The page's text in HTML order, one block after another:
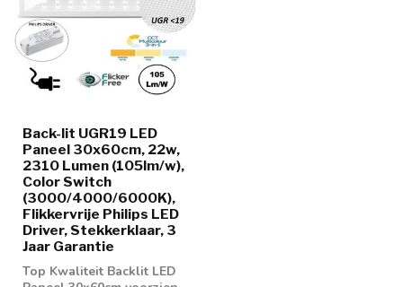
Back-lit UGR19 LED
Paneel 30x60cm, 22w,
2310 Lumen (105lm/w),
Color Switch
(3000/4000/6000K),
Flikkervrije Philips LED
Driver, Stekkerklaar, 3
Jaar Garantie
Top Kwaliteit Backlit LED